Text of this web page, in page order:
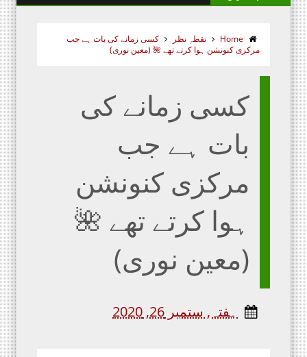
Home نقطہِ نظر
کسی زمانے کی بات ہے جب
مرکزی کنونشن ہوا کرتے تھے 🌺 (معین نوری)
کسی زمانے کی
بات ہے جب
مرکزی کنونشن
ہوا کرتے تھے 🌺
(معین نوری)
ہفتہ, ستمبر 26, 2020